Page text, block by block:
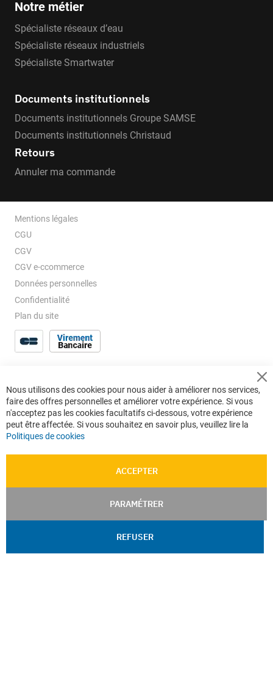
Notre métier
Spécialiste réseaux d’eau
Spécialiste réseaux industriels
Spécialiste Smartwater
Documents institutionnels
Documents institutionnels Groupe SAMSE
Documents institutionnels Christaud
Retours
Annuler ma commande
Mentions légales
CGU
CGV
CGV e-ccommerce
Données personnelles
Confidentialité
Plan du site
Nous utilisons des cookies pour nous aider à améliorer nos services,
faire des offres personnelles et améliorer votre expérience. Si vous
n'acceptez pas les cookies facultatifs ci-dessous, votre expérience
peut être affectée. Si vous souhaitez en savoir plus, veuillez lire la
Politiques de cookies
ACCEPTER
PARAMÉTRER
REFUSER